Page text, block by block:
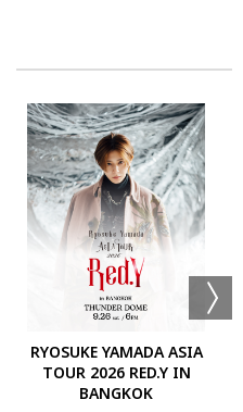
RYOSUKE YAMADA ASIA
TOUR 2026 RED.Y IN
BANGKOK